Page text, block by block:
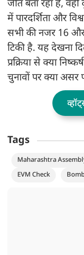
जीत बता रहा है,
में पारदर्शिता और
सभी की नजर 16 और
टिकी है. यह देखना
प्रक्रिया से क्या
चुनावों पर क्या असर
Tags
Maharashtra
EVM Check